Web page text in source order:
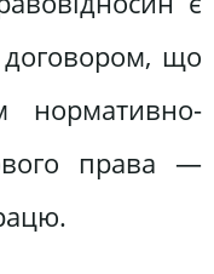
що
нормативно-
права —